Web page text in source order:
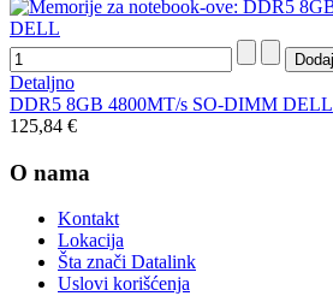
Detaljno
DDR5 8GB 4800MT/s SO-DIMM DELL
125,84 €
O nama
Kontakt
Lokacija
Šta znači Datalink
Uslovi korišćenja